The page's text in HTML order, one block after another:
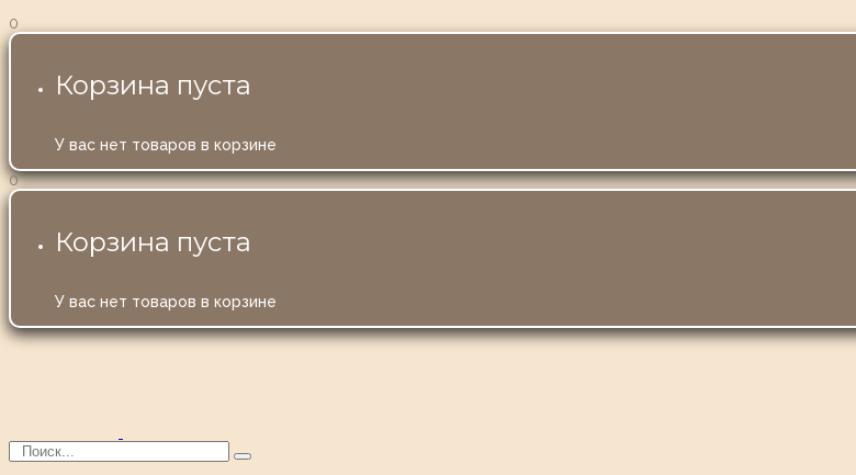
0
Корзина пуста
У вас нет товаров в корзине
0
Корзина пуста
У вас нет товаров в корзине